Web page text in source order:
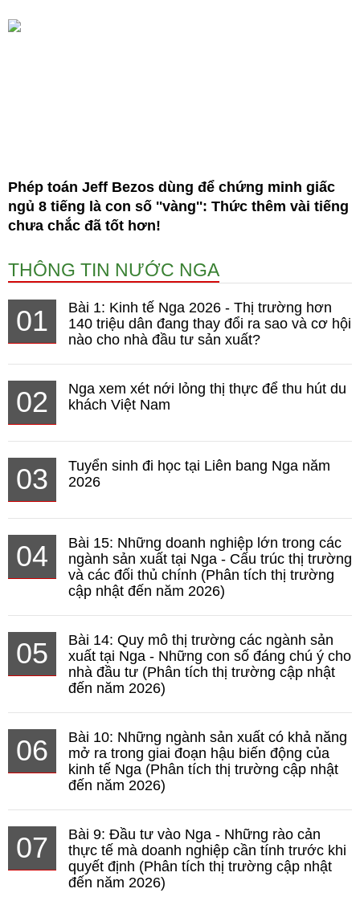
Phép toán Jeff Bezos dùng để chứng minh giấc
ngủ 8 tiếng là con số ''vàng'': Thức thêm vài tiếng
chưa chắc đã tốt hơn!
THÔNG TIN NƯỚC NGA
01
Bài 1: Kinh tế Nga 2026 - Thị trường hơn
140 triệu dân đang thay đổi ra sao và cơ hội
nào cho nhà đầu tư sản xuất?
02
Nga xem xét nới lỏng thị thực để thu hút du
khách Việt Nam
03
Tuyển sinh đi học tại Liên bang Nga năm
2026
04
Bài 15: Những doanh nghiệp lớn trong các
ngành sản xuất tại Nga - Cấu trúc thị trường
và các đối thủ chính (Phân tích thị trường
cập nhật đến năm 2026)
05
Bài 14: Quy mô thị trường các ngành sản
xuất tại Nga - Những con số đáng chú ý cho
nhà đầu tư (Phân tích thị trường cập nhật
đến năm 2026)
06
Bài 10: Những ngành sản xuất có khả năng
mở ra trong giai đoạn hậu biến động của
kinh tế Nga (Phân tích thị trường cập nhật
đến năm 2026)
07
Bài 9: Đầu tư vào Nga - Những rào cản
thực tế mà doanh nghiệp cần tính trước khi
quyết định (Phân tích thị trường cập nhật
đến năm 2026)